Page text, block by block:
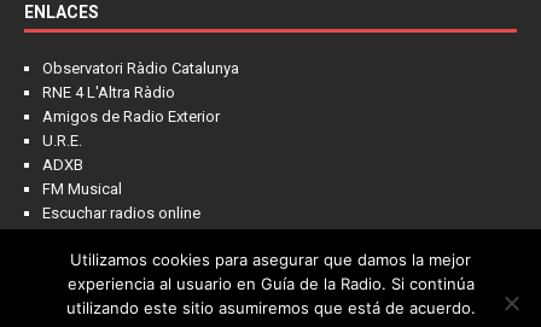
ENLACES
Observatori Ràdio Catalunya
RNE 4 L'Altra Ràdio
Amigos de Radio Exterior
U.R.E.
ADXB
FM Musical
Escuchar radios online
Utilizamos cookies para asegurar que damos la mejor
experiencia al usuario en Guía de la Radio. Si continúa
utilizando este sitio asumiremos que está de acuerdo.